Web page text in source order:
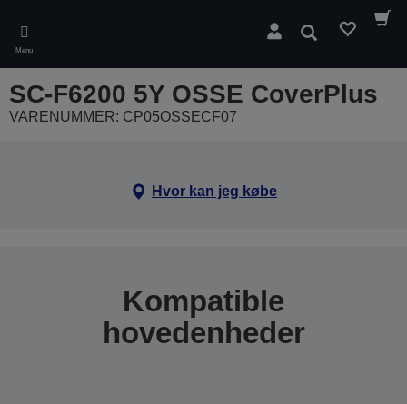
main
content
Menu
Søg
SC-F6200 5Y OSSE CoverPlus
VARENUMMER: CP05OSSECF07
Hvor kan jeg købe
Kompatible
hovedenheder